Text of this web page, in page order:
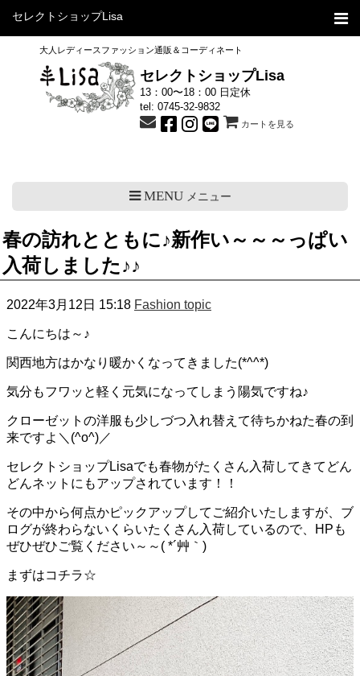
セレクトショップLisa
大人レディースファッション通販＆コーディネート
セレクトショップLisa
13：00〜18：00 日定休
tel: 0745-32-9832
カートを見る
MENUメニュー
春の訪れとともに♪新作い～～～っぱい
入荷しました♪♪
2022年3月12日 15:18 Fashion topic
こんにちは～♪
関西地方はかなり暖かくなってきました(*^^*)
気分もフワッと軽く元気になってしまう陽気ですね♪
クローゼットの洋服も少しづつ入れ替えて待ちかねた春の到
来ですよ＼(^o^)／
セレクトショップLisaでも春物がたくさん入荷してきてどん
どんネットにもアップされています！！
その中から何点かピックアップしてご紹介いたしますが、ブ
ログが終わらないくらいたくさん入荷しているので、HPも
ぜひぜひご覧ください～～( *´艸｀)
まずはコチラ☆